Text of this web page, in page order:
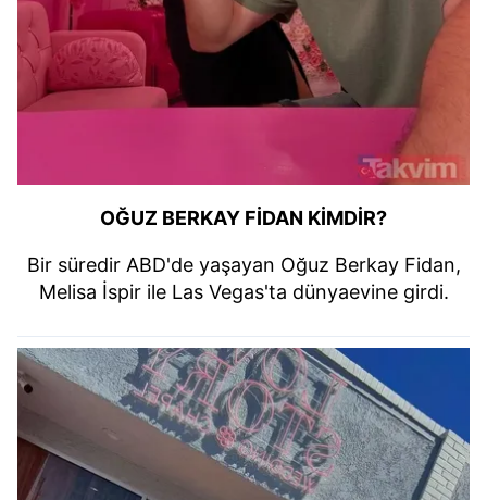
OĞUZ BERKAY FİDAN KİMDİR?
Bir süredir ABD'de yaşayan Oğuz Berkay Fidan,
Melisa İspir ile Las Vegas'ta dünyaevine girdi.